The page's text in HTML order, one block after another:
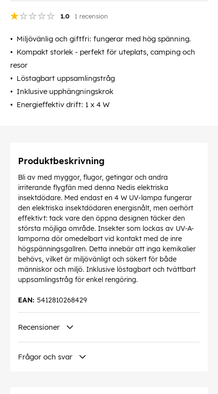
1.0 1 recension
Miljövänlig och giftfri: fungerar med hög spänning.
Kompakt storlek - perfekt för uteplats, camping och
resor
Löstagbart uppsamlingstråg
Inklusive upphängningskrok
Energieffektiv drift: 1 x 4 W
Produktbeskrivning
Bli av med myggor, flugor, getingar och andra
irriterande flygfän med denna Nedis elektriska
insektdödare. Med endast en 4 W UV-lampa fungerar
den elektriska insektdödaren energisnålt, men oerhört
effektivt: tack vare den öppna designen täcker den
största möjliga område. Insekter som lockas av UV-A-
lamporna dör omedelbart vid kontakt med de inre
högspänningsgallren. Detta innebär att inga kemikalier
behövs, vilket är miljövänligt och säkert för både
människor och miljö. Inklusive löstagbart och tvättbart
uppsamlingstråg för enkel rengöring.
5412810268429
EAN:
Recensioner
Frågor och svar